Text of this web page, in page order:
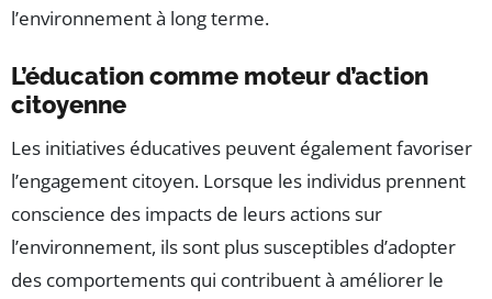
l’environnement à long terme.
L’éducation comme moteur d’action
citoyenne
Les initiatives éducatives peuvent également favoriser
l’engagement citoyen. Lorsque les individus prennent
conscience des impacts de leurs actions sur
l’environnement, ils sont plus susceptibles d’adopter
des comportements qui contribuent à améliorer le